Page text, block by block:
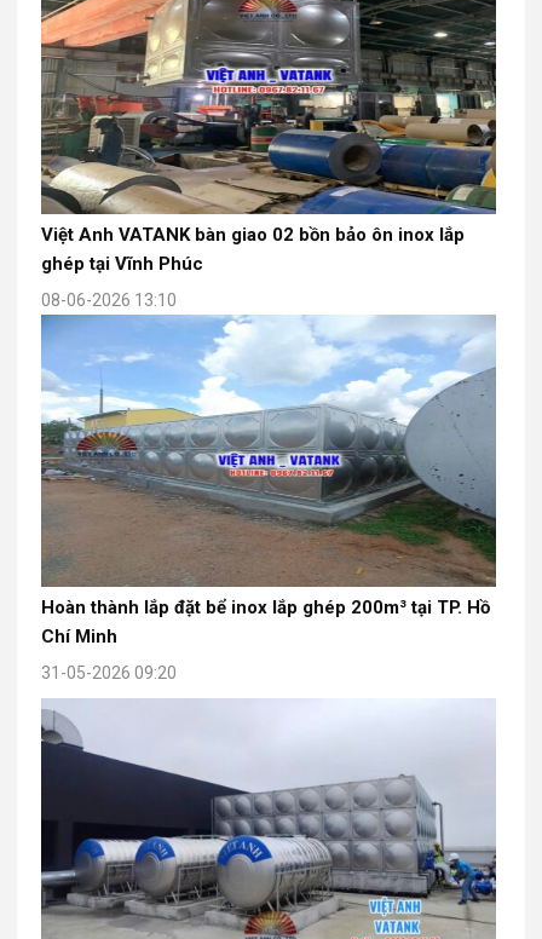
Việt Anh VATANK bàn giao 02 bồn bảo ôn inox lắp
ghép tại Vĩnh Phúc
08-06-2026 13:10
Hoàn thành lắp đặt bể inox lắp ghép 200m³ tại TP. Hồ
Chí Minh
31-05-2026 09:20